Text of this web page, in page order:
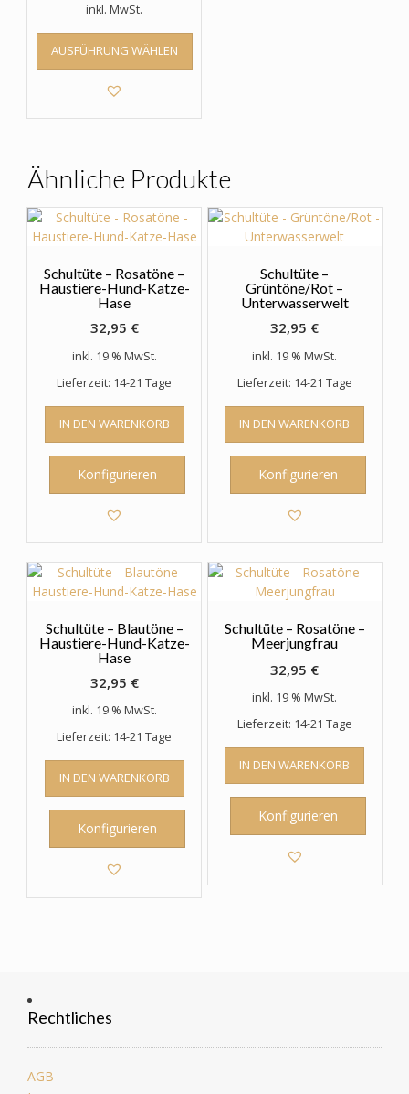
inkl. MwSt.
AUSFÜHRUNG WÄHLEN
Dieses
weist
Optionen
können
auf
der
Produktseite
Ähnliche Produkte
Schultüte – Rosatöne –
Haustiere-Hund-Katze-
Hase
32,95 €
inkl. 19 % MwSt.
Lieferzeit: 14-21 Tage
IN DEN WARENKORB
Konfigurieren
Schultüte –
Grüntöne/Rot –
Unterwasserwelt
32,95 €
inkl. 19 % MwSt.
Lieferzeit: 14-21 Tage
IN DEN WARENKORB
Konfigurieren
Schultüte – Blautöne –
Haustiere-Hund-Katze-
Hase
32,95 €
inkl. 19 % MwSt.
Lieferzeit: 14-21 Tage
IN DEN WARENKORB
Konfigurieren
Schultüte – Rosatöne –
Meerjungfrau
32,95 €
inkl. 19 % MwSt.
Lieferzeit: 14-21 Tage
IN DEN WARENKORB
Konfigurieren
Rechtliches
AGB